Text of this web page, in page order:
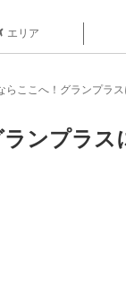
エリア
らここへ！グランプラ
ンプラス